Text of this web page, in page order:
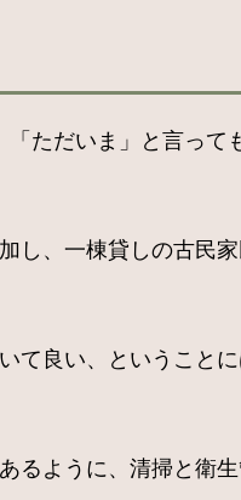
ただいま」と言って
し、一棟貸しの古民
良い、ということに
るように、清掃と衛